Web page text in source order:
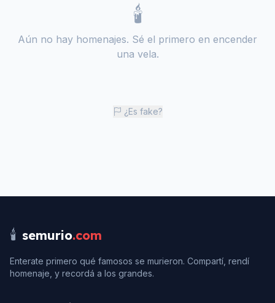
🕯️
Aún no hay homenajes. Sé el primero en encender
una vela.
¿Es fake?
🕯️ semurio.com
Enterate primero qué famosos se murieron. Compartí, rendí
homenaje, y recordá a los grandes.